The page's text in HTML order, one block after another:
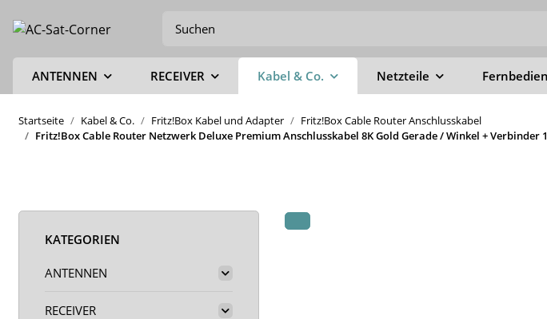
ANTENNEN RECEIVER Kabel & Co. Netzteile
Startseite Kabel & Co. Fritz!Box Kabel und Adapter
Fritz!Box Cable Router Anschlusskabel
Fritz!Box Cable Router Netzwerk Deluxe Premium Anschlusskabel 8K Gold Gerade / Winkel + Verbinder
KATEGORIEN
ANTENNEN
RECEIVER